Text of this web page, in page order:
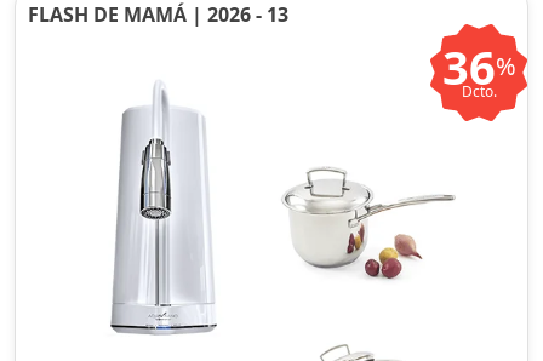
FLASH DE MAMÁ | 2026 - 13
36%
Dcto.